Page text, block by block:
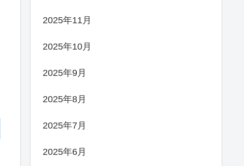
2025年11月
2025年10月
2025年9月
2025年8月
2025年7月
2025年6月